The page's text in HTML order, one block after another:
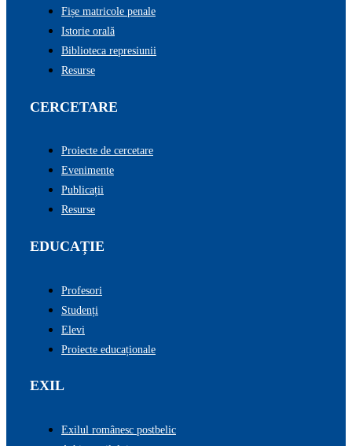
Fișe matricole penale
Istorie orală
Biblioteca represiunii
Resurse
CERCETARE
Proiecte de cercetare
Evenimente
Publicații
Resurse
EDUCAȚIE
Profesori
Studenți
Elevi
Proiecte educaționale
EXIL
Exilul românesc postbelic